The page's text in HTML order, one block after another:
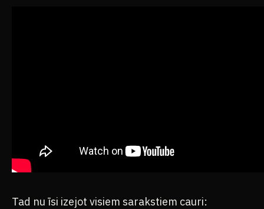
Tad nu īsi izejot visiem sarakstiem cauri: